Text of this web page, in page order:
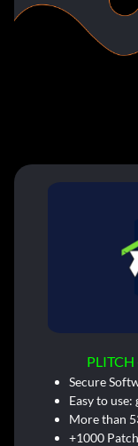
Secure
Easy to
More than
+1000